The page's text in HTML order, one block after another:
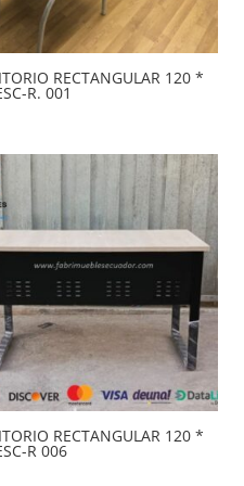
RECTANGULAR 120 *
R. 001
RECTANGULAR 120 *
R 006